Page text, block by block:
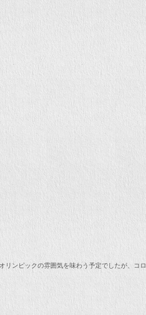
リンピックの雰囲気を味わう予定でしたが、コロ